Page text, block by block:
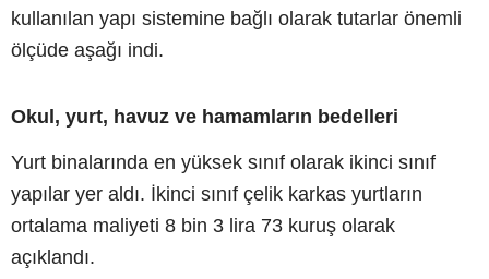
kullanılan yapı sistemine bağlı olarak tutarlar önemli
ölçüde aşağı indi.
Okul, yurt, havuz ve hamamların bedelleri
Yurt binalarında en yüksek sınıf olarak ikinci sınıf
yapılar yer aldı. İkinci sınıf çelik karkas yurtların
ortalama maliyeti 8 bin 3 lira 73 kuruş olarak
açıklandı.